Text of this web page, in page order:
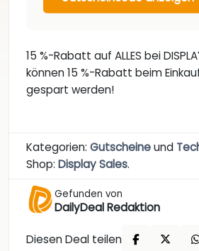
15 %-Rabatt auf ALLES bei
können 15 %-Rabatt beim
gespart werden!
Kategorien: Gutscheineund
Shop: Display Sales.
Gefunden von
DailyDeal Redaktion
Diesen Deal teilen